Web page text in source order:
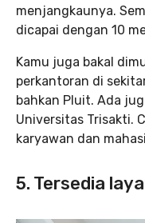
menjangkaunya.
dicapai dengan 10
Kamu juga bakal
perkantoran di
bahkan Pluit. Ada
Universitas Trisakti.
karyawan dan
5. Tersedia